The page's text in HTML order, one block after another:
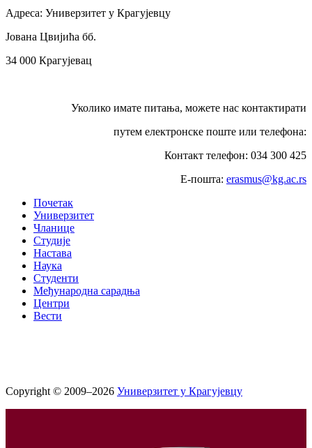
Адреса: Универзитет у Крагујевцу
Јована Цвијића бб.
34 000 Крагујевац
Уколико имате питања, можете нас контактирати
путем електронске поште или телефона:
Контакт телефон: 034 300 425
Е-пошта: erasmus@kg.ac.rs
Почетак
Универзитет
Чланице
Студије
Настава
Наука
Студенти
Међународна сарадња
Центри
Вести
Copyright © 2009–2026 Универзитет у Крагујевцу